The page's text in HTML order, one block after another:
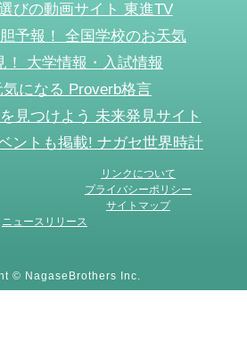
びの動画サイト 東進TV
予報！ 全国学校のお天気
！ 大学情報・入試情報
気になる Proverb格言
見つけよう 未来発見サイト
ントも掲載! ナガセ世界時計
リンクについて
プライバシーポリシー
サイトマップ
ニュースリリース
© NagaseBrothers Inc.